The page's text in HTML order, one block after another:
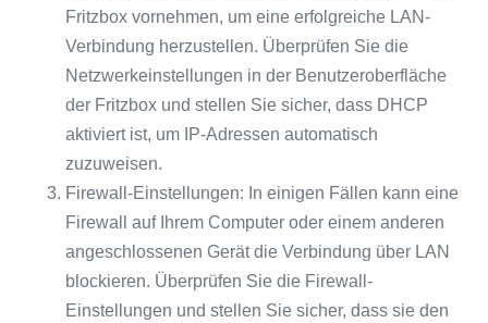
Fritzbox vornehmen, um eine erfolgreiche LAN-
Verbindung herzustellen. Überprüfen Sie die
Netzwerkeinstellungen in der Benutzeroberfläche
der Fritzbox und stellen Sie sicher, dass DHCP
aktiviert ist, um IP-Adressen automatisch
zuzuweisen.
Firewall-Einstellungen: In einigen Fällen kann eine
Firewall auf Ihrem Computer oder einem anderen
angeschlossenen Gerät die Verbindung über LAN
blockieren. Überprüfen Sie die Firewall-
Einstellungen und stellen Sie sicher, dass sie den